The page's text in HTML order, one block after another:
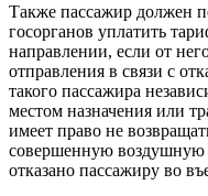
Также пассажир должен
госорганов уплатить
направлении, если от
отправления в связи с
такого пассажира
местом назначения или
имеет право не
совершенную воздушную
отказано пассажиру во